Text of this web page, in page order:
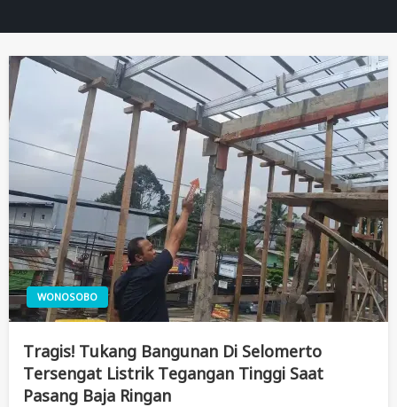
WONOSOBO
Tragis! Tukang Bangunan Di Selomerto
Tersengat Listrik Tegangan Tinggi Saat
Pasang Baja Ringan